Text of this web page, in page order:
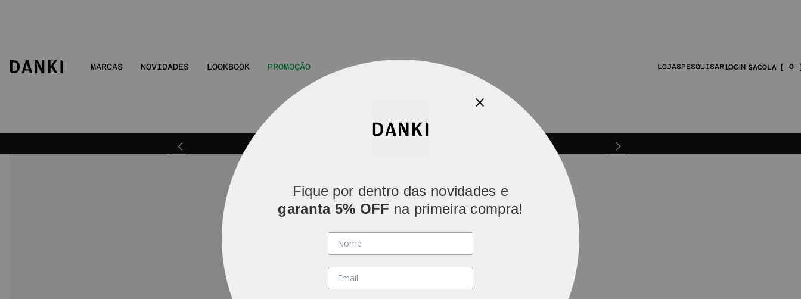
MARCAS NOVIDADES LOOKBOOK PROMOÇÃO LOJASPESQUISAR 0
Fique por dentro das novidades e
garanta 5% OFF na primeira compra!